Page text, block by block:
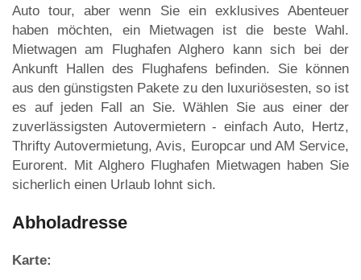
Auto tour, aber wenn Sie ein exklusives Abenteuer
haben möchten, ein Mietwagen ist die beste Wahl.
Mietwagen am Flughafen Alghero kann sich bei der
Ankunft Hallen des Flughafens befinden. Sie können
aus den günstigsten Pakete zu den luxuriösesten, so ist
es auf jeden Fall an Sie. Wählen Sie aus einer der
zuverlässigsten Autovermietern - einfach Auto, Hertz,
Thrifty Autovermietung, Avis, Europcar und AM Service,
Eurorent. Mit Alghero Flughafen Mietwagen haben Sie
sicherlich einen Urlaub lohnt sich.
Abholadresse
Karte: